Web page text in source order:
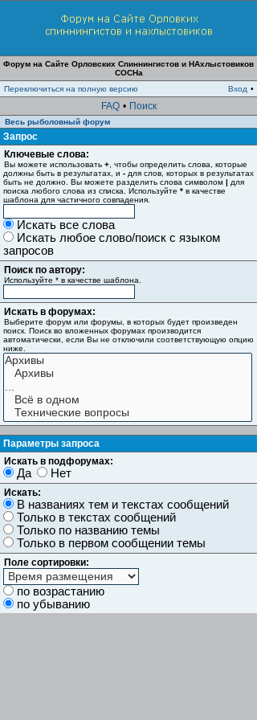
Форум на Сайте Орловских Спиннингистов и НАхлыстовиков
СОСНа
Переключиться на полную версию
Вход •
FAQ • Поиск
Весь рыболовный форум
Запрос
Ключевые слова:
Вы можете использовать + , чтобы определить слова, которые
должны быть в результатах, и - для слов, которых в результатах
быть не должно. Вы можете разделить слова символом | для
поиска любого слова из списка. Используйте * в качестве
шаблона для частичного совпадения.
Искать все слова
Искать любое слово/поиск с языком
запросов
Поиск по автору:
Используйте * в качестве шаблона.
Искать в форумах:
Выберите форум или форумы, в которых будет произведен
поиск. Поиск во вложенных форумах производится
автоматически, если Вы не отключили соответствующую опцию
ниже.
Параметры запроса
Искать в подфорумах:
Да Нет
Искать:
В названиях тем и текстах сообщений
Только в текстах сообщений
Только по названию темы
Только в первом сообщении темы
Поле сортировки:
по возрастанию
по убыванию